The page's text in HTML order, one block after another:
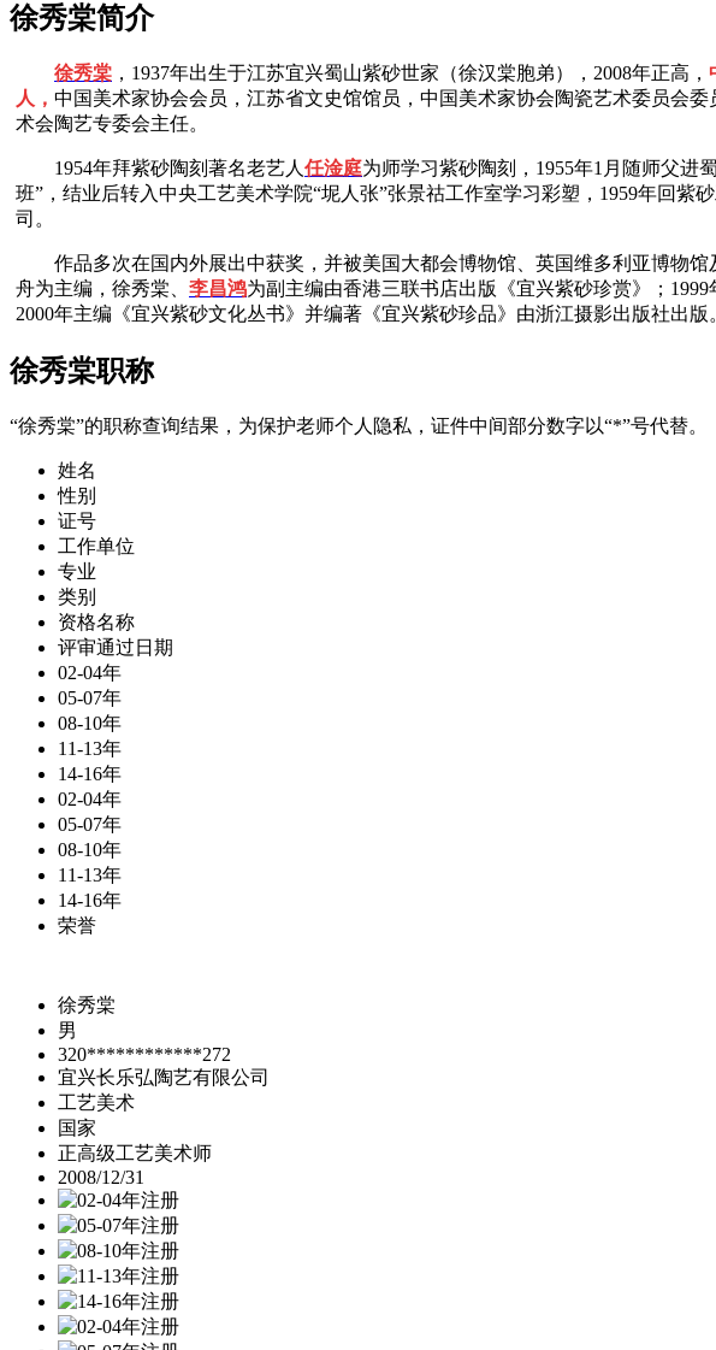
徐秀棠简介
徐秀棠 ，1937年出生于江苏宜兴蜀山紫砂世家 （徐汉棠胞弟） ， 2008年正高 ，
人， 中国美术家协会会员，江苏省文史馆馆员，中国美术家协会陶瓷艺术委员会
术会陶艺专委会主任。
1954年拜紫砂陶刻著名老艺人 任淦庭为师学习紫砂陶刻，1955年1月随师父进
班”，结业后转入中央工艺美术学院“坭人张”张景祜工作室学习彩塑，1959年回
司。
作品多次在国内外展出中获奖，并被美国大都会博物馆、英国维多利亚博物
舟为主编，徐秀棠、 李昌鸿为副主编由香港三联书店出版《宜兴紫砂珍赏》；
2000年主编《宜兴紫砂文化丛书》并编著《宜兴紫砂珍品》由浙江摄影出版社出版
徐秀棠职称
“徐秀棠”的职称查询结果，为保护老师个人隐私，证件中间部分数字以“*”号代替。
姓名
性别
证号
工作单位
专业
类别
资格名称
评审通过日期
02-04年
05-07年
08-10年
11-13年
14-16年
02-04年
05-07年
08-10年
11-13年
14-16年
荣誉
徐秀棠
男
320************272
宜兴长乐弘陶艺有限公司
工艺美术
国家
正高级工艺美术师
2008/12/31